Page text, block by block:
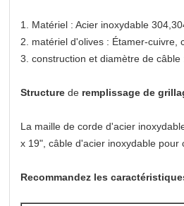
1. Matériel : Acier inoxydable
2. matériel d'olives : Étamer-cuivre,
3. construction et diamètre de
Structure de remplissage de
La maille de corde d'acier
x 19", câble d'acier inoxydable pour
Recommandez les